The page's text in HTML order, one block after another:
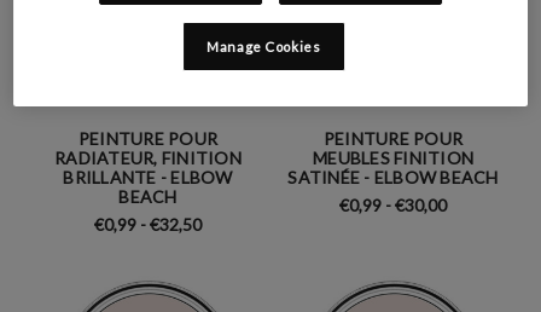
PEINTURE POUR
RADIATEUR, FINITION
BRILLANTE - ELBOW
BEACH
€0,99 - €32,50
PEINTURE POUR
MEUBLES FINITION
SATINÉE - ELBOW BEACH
€0,99 - €30,00
Manage Cookies